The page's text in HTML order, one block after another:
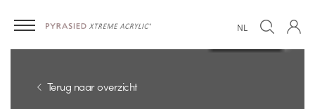
NL
Terug naar overzicht